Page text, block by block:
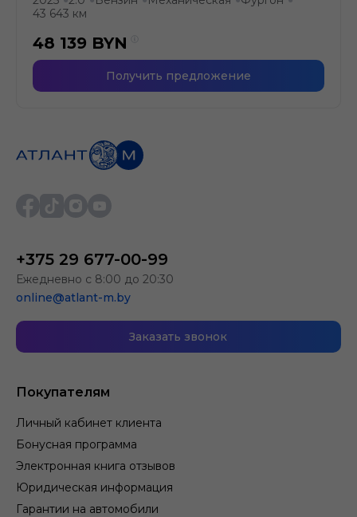
43 643 км
48 139 BYN
Получить предложение
Покупателям
Личный кабинет клиента
Бонусная программа
Электронная книга отзывов
Юридическая информация
Гарантии на автомобили
+375 29 677-00-99
Ежедневно с 8:00 до 20:30
online@atlant-m.by
Заказать звонок